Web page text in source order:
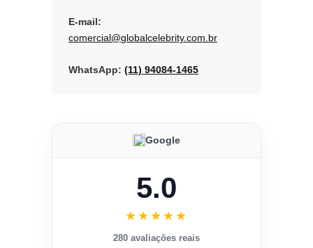
E-mail:
comercial@globalcelebrity.com.br
WhatsApp: (11) 94084-1465
Google
5.0
★★★★★
280 avaliações reais